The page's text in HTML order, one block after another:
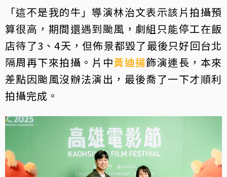
「這不是我的牛」導演林治文表示該片拍攝預
算很高，期間還遇到颱風，劇組只能停工在飯
店待了3、4天，但佈景都毀了最後只好回台北
隔周再下來拍攝。片中黃迪揚飾演連長，本來
差點因颱風沒辦法演出，最後喬了一下才順利
拍攝完成。